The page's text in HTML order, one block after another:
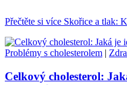
Přečtěte si více Skořice a tlak:
Problémy s cholesterolem |
Celkový cholesterol: